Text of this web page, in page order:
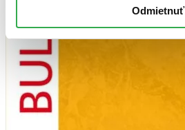
Odmietnuť